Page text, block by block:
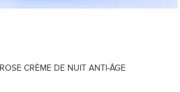
CRÈME DE NUIT ANTI-ÂGE